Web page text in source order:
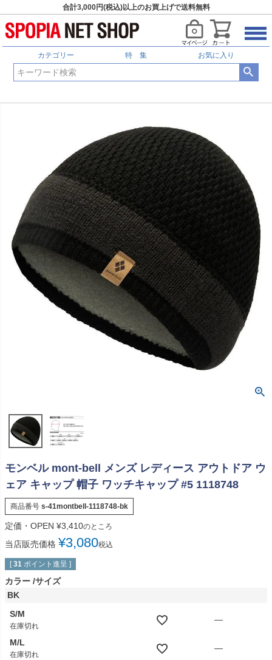
合計3,000円(税込)以上のお買上げで送料無料
カテゴリー 特 集 お気に入り
モンベル mont-bell メンズ レディース アウトドア ウ
ェア キャップ 帽子 ワッチキャップ #5 1118748
商品番号 s-41montbell-1118748-bk
定価・OPEN ¥3,410のところ
当店販売価格 ¥3,080税込
[ 31 ポイント進呈 ]
カラー サイズ
BK
S/M
在庫切れ
—
M/L
在庫切れ
—